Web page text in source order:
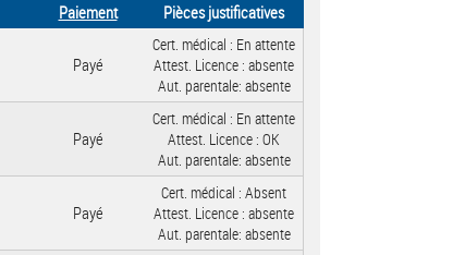
Paiement Pièces justificatives
Payé
Cert. médical : En attente
Attest. Licence : absente
Aut. parentale: absente
Payé
Cert. médical : En attente
Attest. Licence : OK
Aut. parentale: absente
Payé
Cert. médical : Absent
Attest. Licence : absente
Aut. parentale: absente